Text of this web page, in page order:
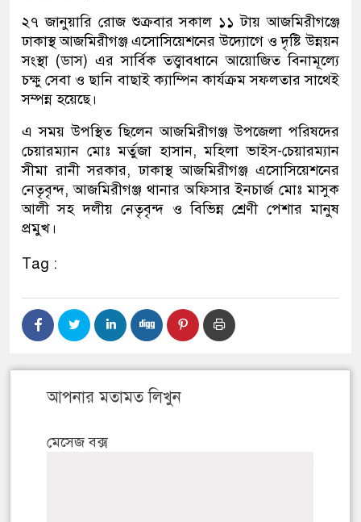
২৭ জানুয়ারি রোজ শুক্রবার সকাল ১১ টায় আজমিরীগঞ্জে
ঢাকাস্থ আজমিরীগঞ্জ এসোসিয়েশনের উদ্যোগে ও দৃষ্টি উন্নয়ন
সংস্থা (ডাস) এর সার্বিক তত্ত্বাবধানে আয়োজিত বিনামূল্যে
চক্ষু সেবা ও ছানি বাছাই ক্যাম্পিন কার্যক্রম সফলতার সাথেই
সম্পন্ন হয়েছে।
এ সময় উপস্থিত ছিলেন আজমিরীগঞ্জ উপজেলা পরিষদের
চেয়ারম্যান মোঃ মর্তুজা হাসান, মহিলা ভাইস-চেয়ারম্যান
সীমা রানী সরকার, ঢাকাস্থ আজমিরীগঞ্জ এসোসিয়েশনের
নেতৃবৃন্দ, আজমিরীগঞ্জ থানার অফিসার ইনচার্জ মোঃ মাসুক
আলী সহ দলীয় নেতৃবৃন্দ ও বিভিন্ন শ্রেণী পেশার মানুষ
প্রমুখ।
Tag :
আপনার মতামত লিখুন
মেসেজ বক্স